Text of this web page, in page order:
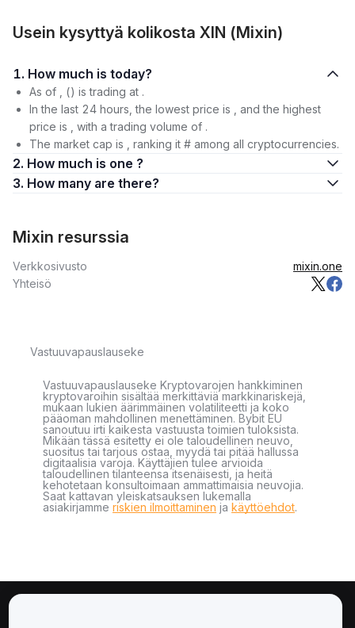
Usein kysyttyä kolikosta XIN (Mixin)
1. How much is today?
As of , () is trading at .
In the last 24 hours, the lowest price is , and the highest
price is , with a trading volume of .
The market cap is , ranking it # among all cryptocurrencies.
2. How much is one ?
3. How many are there?
Mixin resurssia
Verkkosivusto
mixin.one
Yhteisö
Vastuuvapauslauseke
Vastuuvapauslauseke Kryptovarojen hankkiminen
kryptovaroihin sisältää merkittäviä markkinariskejä,
mukaan lukien äärimmäinen volatiliteetti ja koko
pääoman mahdollinen menettäminen. Bybit EU
sanoutuu irti kaikesta vastuusta toimien tuloksista.
Mikään tässä esitetty ei ole taloudellinen neuvo,
suositus tai tarjous ostaa, myydä tai pitää hallussa
digitaalisia varoja. Käyttäjien tulee arvioida
taloudellinen tilanteensa itsenäisesti, ja heitä
kehotetaan konsultoimaan ammattimaisia neuvojia.
Saat kattavan yleiskatsauksen lukemalla
asiakirjamme riskien ilmoittaminen ja käyttöehdot.